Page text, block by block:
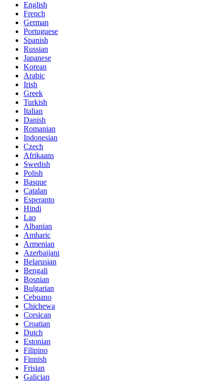
English
French
German
Portuguese
Spanish
Russian
Japanese
Korean
Arabic
Irish
Greek
Turkish
Italian
Danish
Romanian
Indonesian
Czech
Afrikaans
Swedish
Polish
Basque
Catalan
Esperanto
Hindi
Lao
Albanian
Amharic
Armenian
Azerbaijani
Belarusian
Bengali
Bosnian
Bulgarian
Cebuano
Chichewa
Corsican
Croatian
Dutch
Estonian
Filipino
Finnish
Frisian
Galician